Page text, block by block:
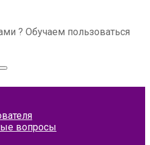
? Обучаем пользоваться
вопросы